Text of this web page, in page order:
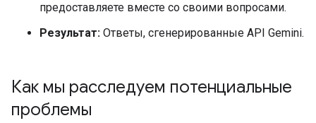
предоставляете вместе со своими вопросами.
Результат: Ответы, сгенерированные API Gemini.
Как мы расследуем потенциальные
проблемы